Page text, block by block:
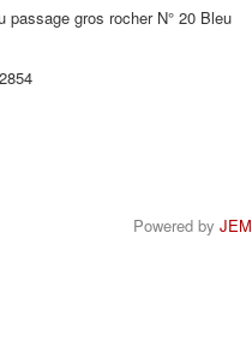
gros rocher N° 20 Bleu
Powered by JEM